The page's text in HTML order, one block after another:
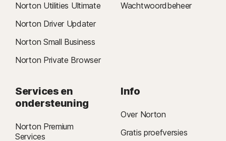
Norton Utilities Ultimate
Norton Driver Updater
Norton Small Business
Norton Private Browser
Wachtwoordbeheer
Services en
ondersteuning
Norton Premium
Services
Info
Over Norton
Gratis proefversies